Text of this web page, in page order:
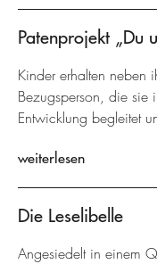
Patenprojekt „Du
Kinder erhalten neben
Bezugsperson, die sie
Entwicklung begleitet
weiterlesen
Die Leselibelle
Angesiedelt in einem